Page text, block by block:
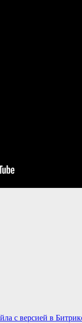
с версией в